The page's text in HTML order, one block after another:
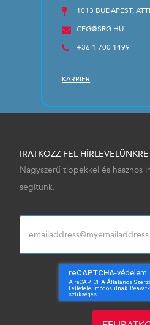
1013 BUDAPEST,
CEG@SRG.HU
+36 1 700 1499
KARRIER
IRATKOZZ FEL HÍRLEVELÜNKRE
Nagyszerű tippekkel és hasznos
segítünk.